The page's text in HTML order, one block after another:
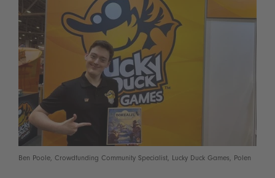
Ben Poole, Crowdfunding Community Specialist, Lucky Duck Games, Polen